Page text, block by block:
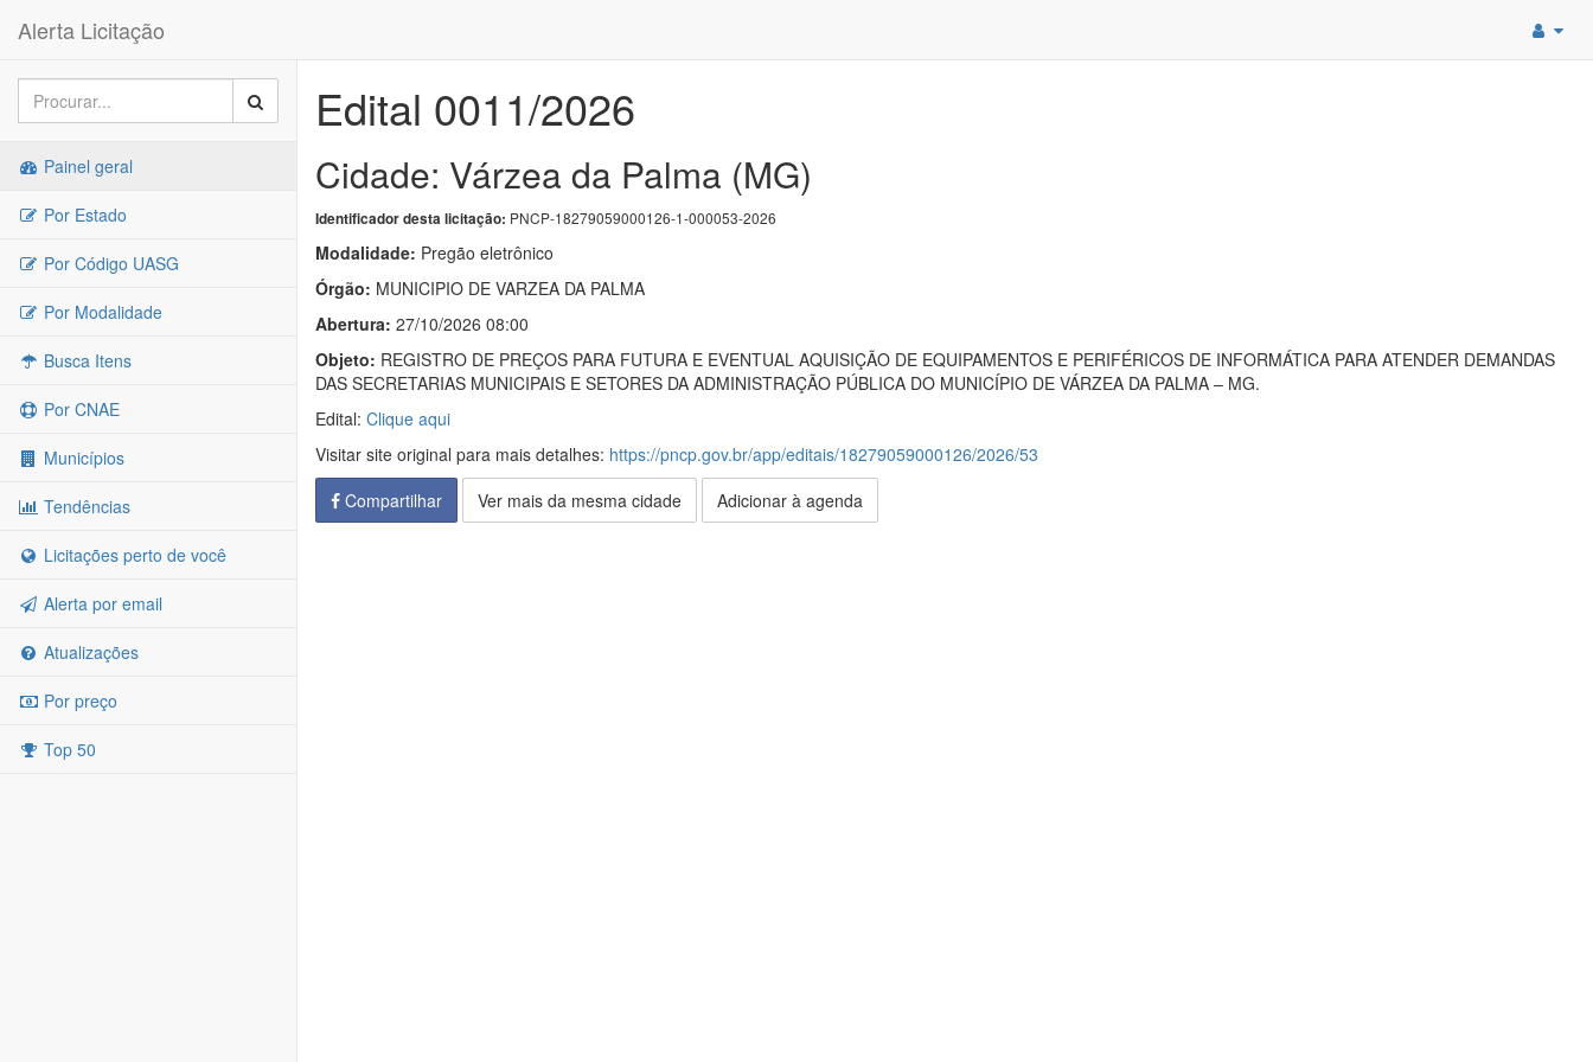
Alerta Licitação
Painel geral
Por Estado
Por Código UASG
Por Modalidade
Busca Itens
Por CNAE
Municípios
Tendências
Licitações perto de você
Alerta por email
Atualizações
Por preço
Top 50
Edital 0011/2026
Cidade: Várzea da Palma (MG)
Identificador desta licitação: PNCP-18279059000126-1-000053-2026
Modalidade: Pregão eletrônico
Órgão: MUNICIPIO DE VARZEA DA PALMA
Abertura: 27/10/2026 08:00
Objeto: REGISTRO DE PREÇOS PARA FUTURA E EVENTUAL AQUISIÇÃO DE EQUIPAMENTOS E PERIFÉRICOS DE INFORMÁTICA PARA ATENDER DEMANDAS
DAS SECRETARIAS MUNICIPAIS E SETORES DA ADMINISTRAÇÃO PÚBLICA DO MUNICÍPIO DE VÁRZEA DA PALMA – MG.
Edital: Clique aqui
Visitar site original para mais detalhes: https://pncp.gov.br/app/editais/18279059000126/2026/53
Compartilhar
Ver mais da mesma cidade Adicionar à agenda